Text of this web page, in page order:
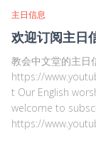
主日信息
欢迎订阅主日
教会中文堂的主日
https://
t Our English
welcome to
https://